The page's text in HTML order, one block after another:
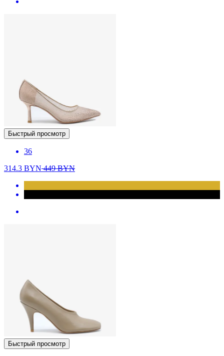
Быстрый просмотр
36
314.3 BYN449BYN
Быстрый просмотр